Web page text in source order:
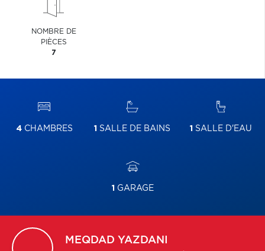
NOMBRE DE
PIÈCES
7
4CHAMBRES 1 SALLE DE BAINS 1 SALLE D'EAU
1 GARAGE
MEQDAD YAZDANI